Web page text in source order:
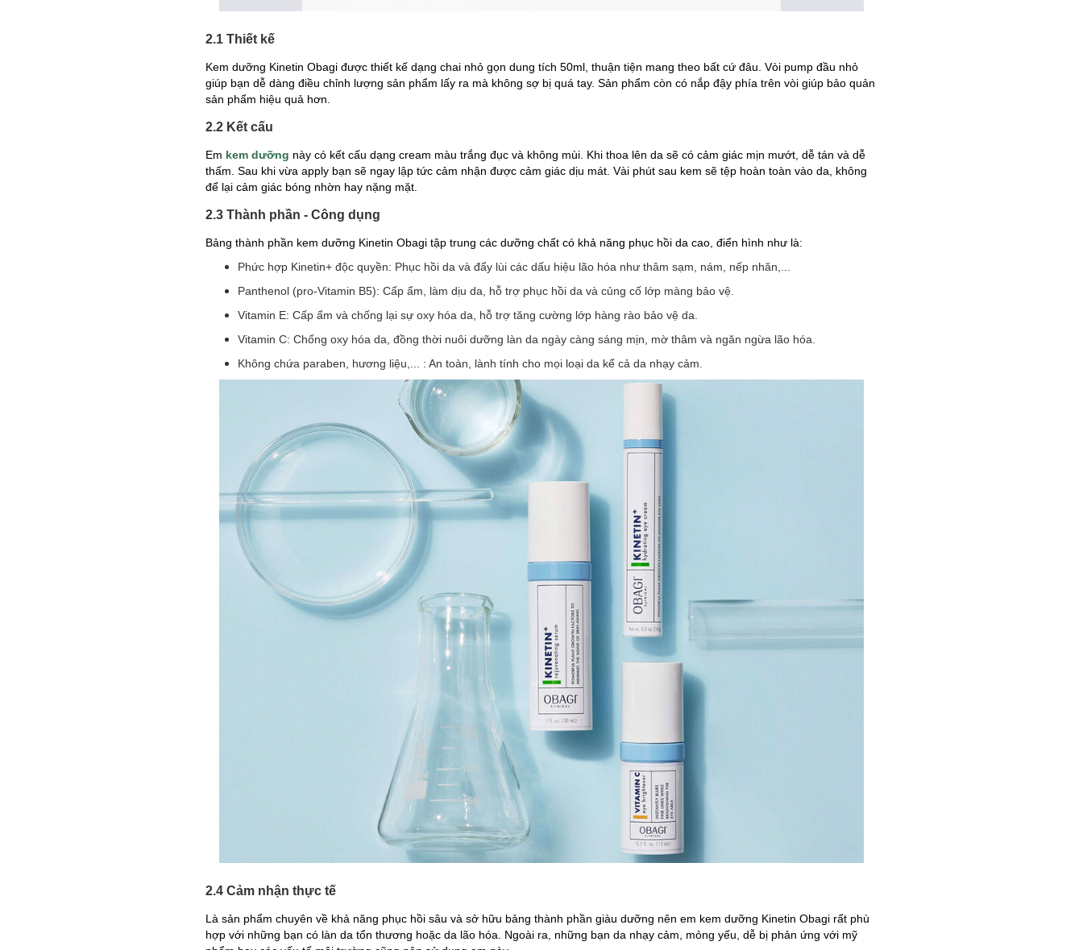
2.1 Thiết kế
Kem dưỡng Kinetin Obagi được thiết kế dạng chai nhỏ gọn dung tích 50ml, thuận tiện mang theo bất cứ đâu. Vòi pump đầu nhỏ
giúp bạn dễ dàng điều chỉnh lượng sản phẩm lấy ra mà không sợ bị quá tay. Sản phẩm còn có nắp đậy phía trên vòi giúp bảo quản
sản phẩm hiệu quả hơn.
2.2 Kết cấu
Em kem dưỡng này có kết cấu dạng cream màu trắng đục và không mùi. Khi thoa lên da sẽ có cảm giác mịn mướt, dễ tán và dễ
thấm. Sau khi vừa apply bạn sẽ ngay lập tức cảm nhận được cảm giác dịu mát. Vài phút sau kem sẽ tệp hoàn toàn vào da, không
để lại cảm giác bóng nhờn hay nặng mặt.
2.3 Thành phần - Công dụng
Bảng thành phần kem dưỡng Kinetin Obagi tập trung các dưỡng chất có khả năng phục hồi da cao, điển hình như là:
Phức hợp Kinetin+ độc quyền: Phục hồi da và đẩy lùi các dấu hiệu lão hóa như thâm sạm, nám, nếp nhăn,...
Panthenol (pro-Vitamin B5): Cấp ẩm, làm dịu da, hỗ trợ phục hồi da và củng cố lớp màng bảo vệ.
Vitamin E: Cấp ẩm và chống lại sự oxy hóa da, hỗ trợ tăng cường lớp hàng rào bảo vệ da.
Vitamin C: Chống oxy hóa da, đồng thời nuôi dưỡng làn da ngày càng sáng mịn, mờ thâm và ngăn ngừa lão hóa.
Không chứa paraben, hương liệu,... : An toàn, lành tính cho mọi loại da kể cả da nhạy cảm.
2.4 Cảm nhận thực tế
Là sản phẩm chuyên về khả năng phục hồi sâu và sở hữu bảng thành phần giàu dưỡng nên em kem dưỡng Kinetin Obagi rất phù
hợp với những bạn có làn da tổn thương hoặc da lão hóa. Ngoài ra, những bạn da nhạy cảm, mỏng yếu, dễ bị phản ứng với mỹ